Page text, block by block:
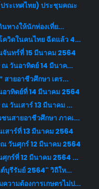
ระเทศไทย) ประชุมคณะ
ทางให้นักท่องเที่ย...
วิดในคนไทย ฉีดแล้ว 4...
นทร์ที่ 15 มีนาคม 2564
วันอาทิตย์ 14 มีนาค...
ายอาชีวศึกษา เตร...
าทิตย์ที่ 14 มีนาคม 2564
วันเสาร์ 13 มีนาคม ...
นสายอาชีวศึกษา ภาคเ...
าร์ที่ 13 มีนาคม 2564
วันศุกร์ 12 มีนาคม 2564
กร์ที่ 12 มีนาคม 2564 ...
บุรีรัมย์ 2564" วิถีให...
วามต้องการเกษตรไม่ป...